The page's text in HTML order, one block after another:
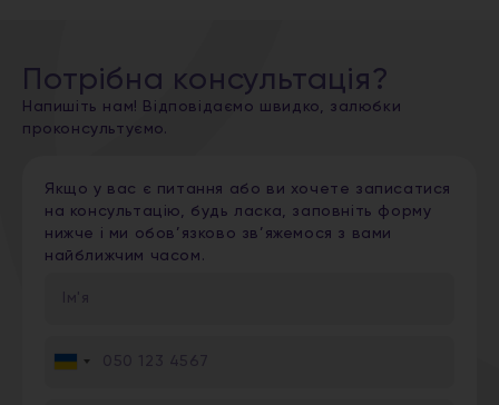
Потрібна консультація?
Напишіть нам! Відповідаємо швидко, залюбки
проконсультуємо.
Якщо у вас є питання або ви хочете записатися
на консультацію, будь ласка, заповніть форму
нижче і ми обов’язково зв’яжемося з вами
найближчим часом.
Ukraine